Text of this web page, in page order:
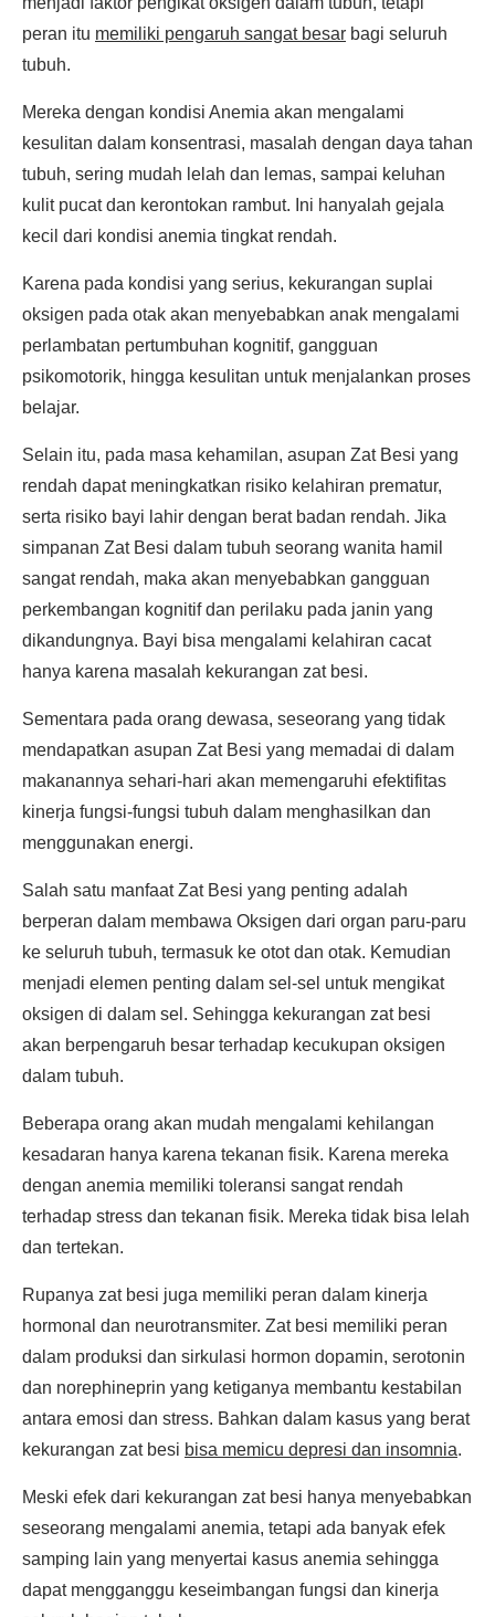
peran itu memiliki pengaruh sangat besar bagi seluruh
tubuh.
Mereka dengan kondisi Anemia akan mengalami
kesulitan dalam konsentrasi, masalah dengan daya tahan
tubuh, sering mudah lelah dan lemas, sampai keluhan
kulit pucat dan kerontokan rambut. Ini hanyalah gejala
kecil dari kondisi anemia tingkat rendah.
Karena pada kondisi yang serius, kekurangan suplai
oksigen pada otak akan menyebabkan anak mengalami
perlambatan pertumbuhan kognitif, gangguan
psikomotorik, hingga kesulitan untuk menjalankan proses
belajar.
Selain itu, pada masa kehamilan, asupan Zat Besi yang
rendah dapat meningkatkan risiko kelahiran prematur,
serta risiko bayi lahir dengan berat badan rendah. Jika
simpanan Zat Besi dalam tubuh seorang wanita hamil
sangat rendah, maka akan menyebabkan gangguan
perkembangan kognitif dan perilaku pada janin yang
dikandungnya. Bayi bisa mengalami kelahiran cacat
hanya karena masalah kekurangan zat besi.
Sementara pada orang dewasa, seseorang yang tidak
mendapatkan asupan Zat Besi yang memadai di dalam
makanannya sehari-hari akan memengaruhi efektifitas
kinerja fungsi-fungsi tubuh dalam menghasilkan dan
menggunakan energi.
Salah satu manfaat Zat Besi yang penting adalah
berperan dalam membawa Oksigen dari organ paru-paru
ke seluruh tubuh, termasuk ke otot dan otak. Kemudian
menjadi elemen penting dalam sel-sel untuk mengikat
oksigen di dalam sel. Sehingga kekurangan zat besi
akan berpengaruh besar terhadap kecukupan oksigen
dalam tubuh.
Beberapa orang akan mudah mengalami kehilangan
kesadaran hanya karena tekanan fisik. Karena mereka
dengan anemia memiliki toleransi sangat rendah
terhadap stress dan tekanan fisik. Mereka tidak bisa lelah
dan tertekan.
Rupanya zat besi juga memiliki peran dalam kinerja
hormonal dan neurotransmiter. Zat besi memiliki peran
dalam produksi dan sirkulasi hormon dopamin, serotonin
dan norephineprin yang ketiganya membantu kestabilan
antara emosi dan stress. Bahkan dalam kasus yang berat
kekurangan zat besi bisa memicu depresi dan insomnia.
Meski efek dari kekurangan zat besi hanya menyebabkan
seseorang mengalami anemia, tetapi ada banyak efek
samping lain yang menyertai kasus anemia sehingga
dapat mengganggu keseimbangan fungsi dan kinerja